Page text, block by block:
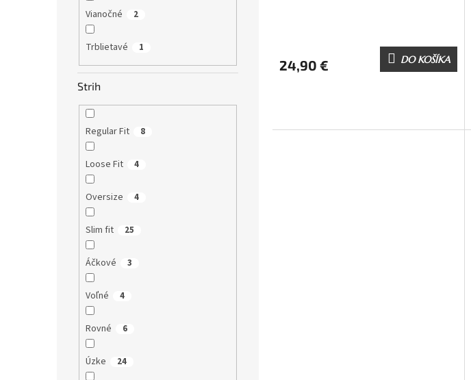
Vianočné 2
Trblietavé 1
Strih
Regular Fit 8
Loose Fit 4
Oversize 4
Slim fit 25
Áčkové 3
Voľné 4
Rovné 6
Úzke 24
24,90 € DO KOŠÍKA